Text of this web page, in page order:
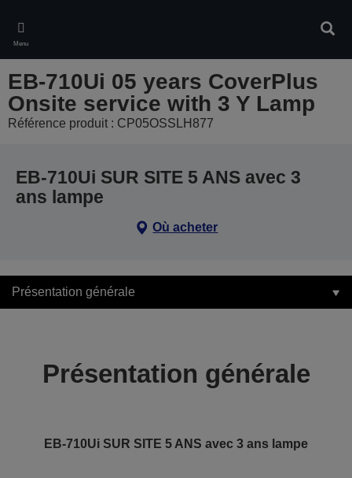
main
content
Menu
EB-710Ui 05 years CoverPlus
Onsite service with 3 Y Lamp
Référence produit : CP05OSSLH877
EB-710Ui SUR SITE 5 ANS avec 3
ans lampe
Où acheter
Présentation générale
Présentation générale
EB-710Ui SUR SITE 5 ANS avec 3 ans lampe